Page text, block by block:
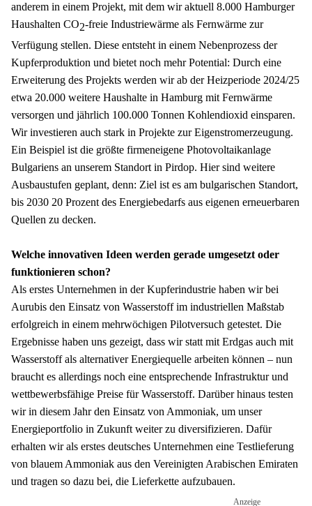
anderem in einem Projekt, mit dem wir aktuell 8.000 Hamburger
Haushalten CO2-freie Industriewärme als Fernwärme zur
Verfügung stellen. Diese entsteht in einem Nebenprozess der
Kupferproduktion und bietet noch mehr Potential: Durch eine
Erweiterung des Projekts werden wir ab der Heizperiode 2024/25
etwa 20.000 weitere Haushalte in Hamburg mit Fernwärme
versorgen und jährlich 100.000 Tonnen Kohlendioxid einsparen.
Wir investieren auch stark in Projekte zur Eigenstromerzeugung.
Ein Beispiel ist die größte firmeneigene Photovoltaikanlage
Bulgariens an unserem Standort in Pirdop. Hier sind weitere
Ausbaustufen geplant, denn: Ziel ist es am bulgarischen Standort,
bis 2030 20 Prozent des Energiebedarfs aus eigenen erneuerbaren
Quellen zu decken.
Welche innovativen Ideen werden gerade umgesetzt oder
funktionieren schon?
Als erstes Unternehmen in der Kupferindustrie haben wir bei
Aurubis den Einsatz von Wasserstoff im industriellen Maßstab
erfolgreich in einem mehrwöchigen Pilotversuch getestet. Die
Ergebnisse haben uns gezeigt, dass wir statt mit Erdgas auch mit
Wasserstoff als alternativer Energiequelle arbeiten können – nun
braucht es allerdings noch eine entsprechende Infrastruktur und
wettbewerbsfähige Preise für Wasserstoff. Darüber hinaus testen
wir in diesem Jahr den Einsatz von Ammoniak, um unser
Energieportfolio in Zukunft weiter zu diversifizieren. Dafür
erhalten wir als erstes deutsches Unternehmen eine Testlieferung
von blauem Ammoniak aus den Vereinigten Arabischen Emiraten
und tragen so dazu bei, die Lieferkette aufzubauen.